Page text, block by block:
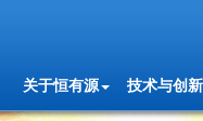
关于恒有源 技术与创新